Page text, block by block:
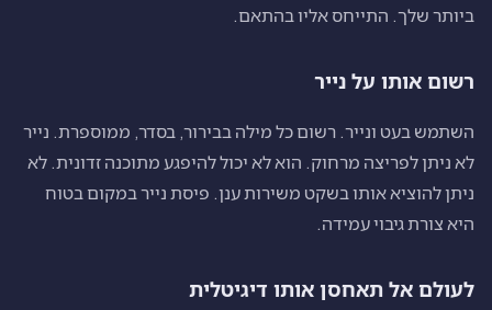
ביותר שלך. התייחס אליו בהתאם.
רשום אותו על נייר
השתמש בעט ונייר. רשום כל מילה בבירור, בסדר, ממוספרת. נייר
לא ניתן לפריצה מרחוק. הוא לא יכול להיפגע מתוכנה זדונית. לא
ניתן להוציא אותו בשקט משירות ענן. פיסת נייר במקום בטוח
היא צורת גיבוי עמידה.
לעולם אל תאחסן אותו דיגיטלית